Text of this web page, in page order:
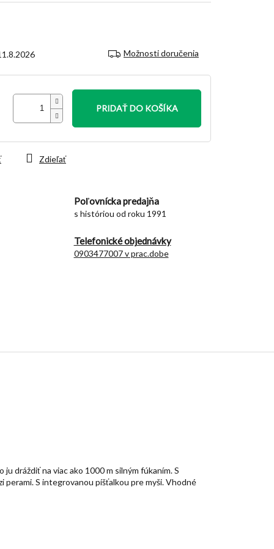
Možnosti doručenia
PRIDAŤ DO KOŠÍKA
Poľovnícka predajňa
s históriou od roku 1991
Telefonické objednávky
0903477007 v prac.dobe
Zdieľať
dráždiť na viac ako 1000 m silným fúkaním. S
S integrovanou píšťalkou pre myši. Vhodné